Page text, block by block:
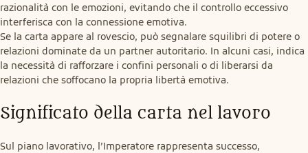
razionalità con le emozioni, evitando che il controllo eccessivo
interferisca con la connessione emotiva.
Se la carta appare al rovescio, può segnalare squilibri di potere o
relazioni dominate da un partner autoritario. In alcuni casi, indica
la necessità di rafforzare i confini personali o di liberarsi da
relazioni che soffocano la propria libertà emotiva.
Significato della carta nel lavoro
Sul piano lavorativo, l’Imperatore rappresenta successo,